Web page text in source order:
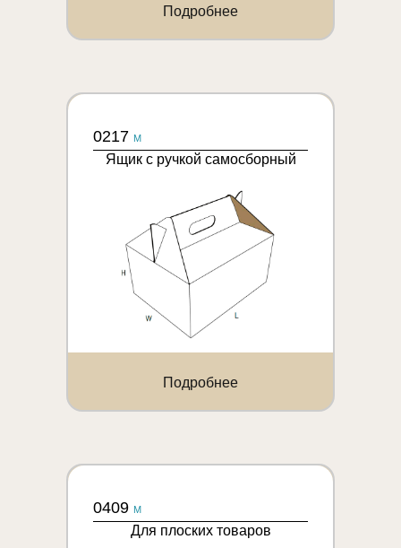
Подробнее
0217 M
Ящик с ручкой самосборный
Подробнее
0409 M
Для плоских товаров